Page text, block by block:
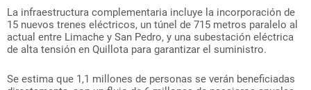
La infraestructura complementaria incluye la incorporación de
15 nuevos trenes eléctricos, un túnel de 715 metros paralelo al
actual entre Limache y San Pedro, y una subestación eléctrica
de alta tensión en Quillota para garantizar el suministro.
Se estima que 1,1 millones de personas se verán beneficiadas